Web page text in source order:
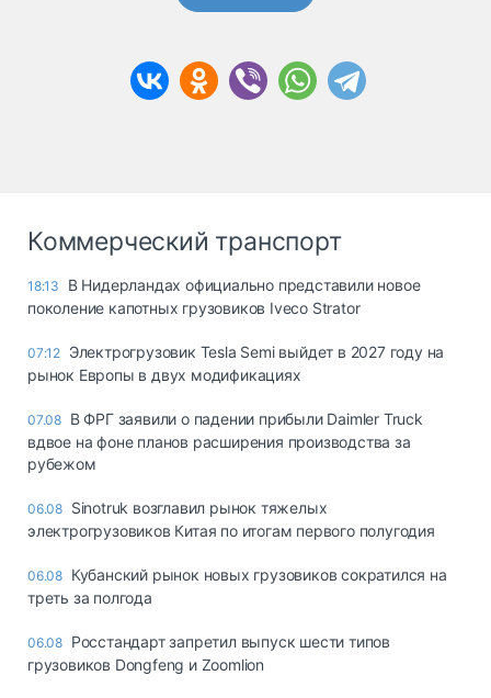
Коммерческий транспорт
18:13
В Нидерландах официально представили новое
поколение капотных грузовиков Iveco Strator
07:12 Электрогрузовик Tesla Semi выйдет в 2027 году на
рынок Европы в двух модификациях
07.08 В ФРГ заявили о падении прибыли Daimler Truck
вдвое на фоне планов расширения производства за
рубежом
06.08 Sinotruk возглавил рынок тяжелых
электрогрузовиков Китая по итогам первого полугодия
06.08 Кубанский рынок новых грузовиков сократился на
треть за полгода
06.08 Росстандарт запретил выпуск шести типов
грузовиков Dongfeng и Zoomlion